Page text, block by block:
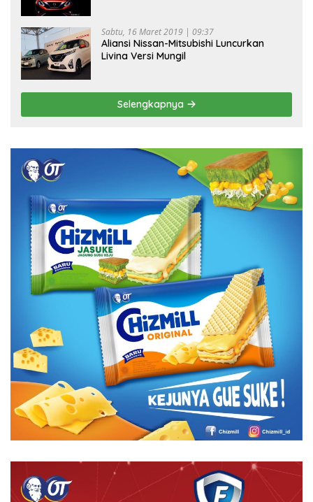
Sabtu, 16 Maret 2019 | 09:37
Aliansi Nissan-Mitsubishi Luncurkan
Livina Versi Mungil
Selengkapnya